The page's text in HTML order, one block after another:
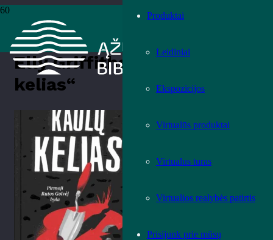
Produktai
Leidiniai
Ekspozicijos
Virtualūs produktai
Virtualus turas
Virtualios realybės patirtis
Prisijunk prie mūsų
Grožinė literatūra›
„Kaulų kelias“
Elly Griffiths „Kaulų
kelias“